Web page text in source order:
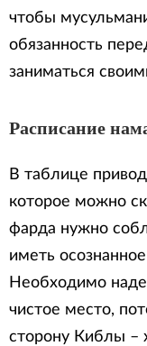
чтобы
обязанность
заниматься
Расписание
В таблице
которое можно
фарда нужно
иметь
Необходимо
чистое место,
сторону Киблы –